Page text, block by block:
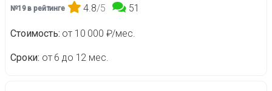
№19 в рейтинге 4.8/5 51
Стоимость от 10 000 ₽/мес.
Сроки от 6 до 12 мес.